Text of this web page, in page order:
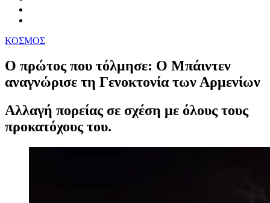
ΚΟΣΜΟΣ
Ο πρώτος που τόλμησε: Ο Μπάιντεν
αναγνώρισε τη Γενοκτονία των Αρμενίων
Αλλαγή πορείας σε σχέση με όλους τους
προκατόχους του.